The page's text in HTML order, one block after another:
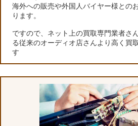
海外への販売や外国人バイヤー様との
ります。
ですので、ネット上の買取専門業者さ
る従来のオーディオ店さんより高く買
す